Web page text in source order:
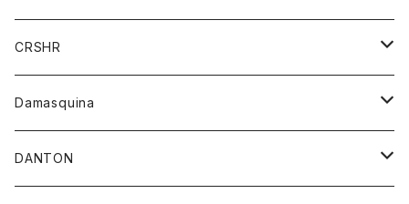
チーフ
バンダナ
トレーナー
パーカー
Tシャツ
ジャケット
ジャケット
ワンピース
ブラウス
CRSHR
キャップ
Damasquina
ウォレット
DANTON